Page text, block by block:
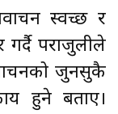
स्वच्छ र
गर्दै पराजुलीले
जुनसुकै
हुने बताए।